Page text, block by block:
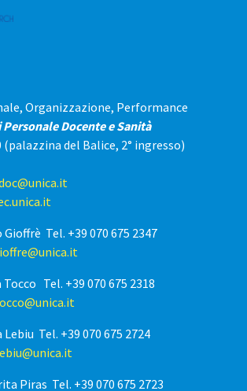
Organizzazione, Performance
Docente e Sanità
(palazzina del Balice, 2° ingresso)
Tel. +39 070 675 2347
Tel. +39 070 675 2318
Tel. +39 070 675 2724
Piras Tel. +39 070 675 2723